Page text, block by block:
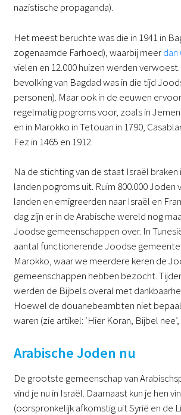
nazistische propaganda).
Het meest beruchte was die in 1941 in
zogenaamde Farhoed), waarbij meerdan
vielen en 12.000 huizen werden
bevolking van Bagdad was in die tijd
personen). Maar ook in de eeuwen
regelmatig pogroms voor, zoals in
en in Marokko in Tetouan in 1790,
Fez in 1465 en 1912.
Na de stichting van de staat Israël
landen pogroms uit. Ruim 800.000 Joden
landen en emigreerden naar Israël en
dag zijn er in de Arabische wereld nog
Joodse gemeenschappen over. In
aantal functionerende Joodse
Marokko, waar we meerdere keren de
gemeenschappen hebben bezocht.
werden de Bijbels overal met
Hoewel de douanebeambten niet
waren (zie artikel: ‘Hier Koran, Bijbel nee’,
Arabische Joden nu
De grootste gemeenschap van
vind je nu in Israël. Daarnaast kun je hen
(oorspronkelijk afkomstig uit Syrië en de